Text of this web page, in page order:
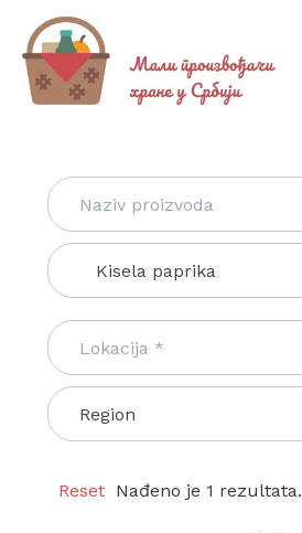
Kisela paprika
Region
Reset Nađeno je 1 rezultata.